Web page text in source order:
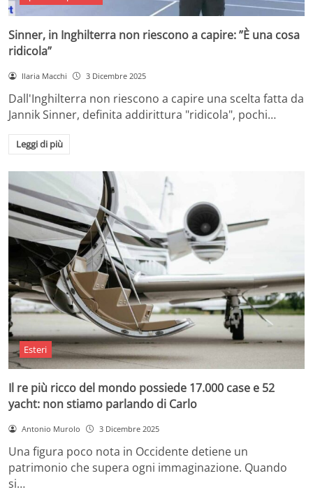
Sinner, in Inghilterra non riescono a capire: ”È una cosa
ridicola”
Ilaria Macchi 3 Dicembre 2025
Dall'Inghilterra non riescono a capire una scelta fatta da
Jannik Sinner, definita addirittura "ridicola", pochi…
Leggi di più
Esteri
Il re più ricco del mondo possiede 17.000 case e 52
yacht: non stiamo parlando di Carlo
Antonio Murolo 3 Dicembre 2025
Una figura poco nota in Occidente detiene un
patrimonio che supera ogni immaginazione. Quando
si…